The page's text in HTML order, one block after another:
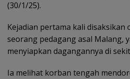
(30/1/25).
Kejadian pertama kali disaksikan
seorang pedagang asal Malang,
menyiapkan dagangannya di
Ia melihat korban tengah